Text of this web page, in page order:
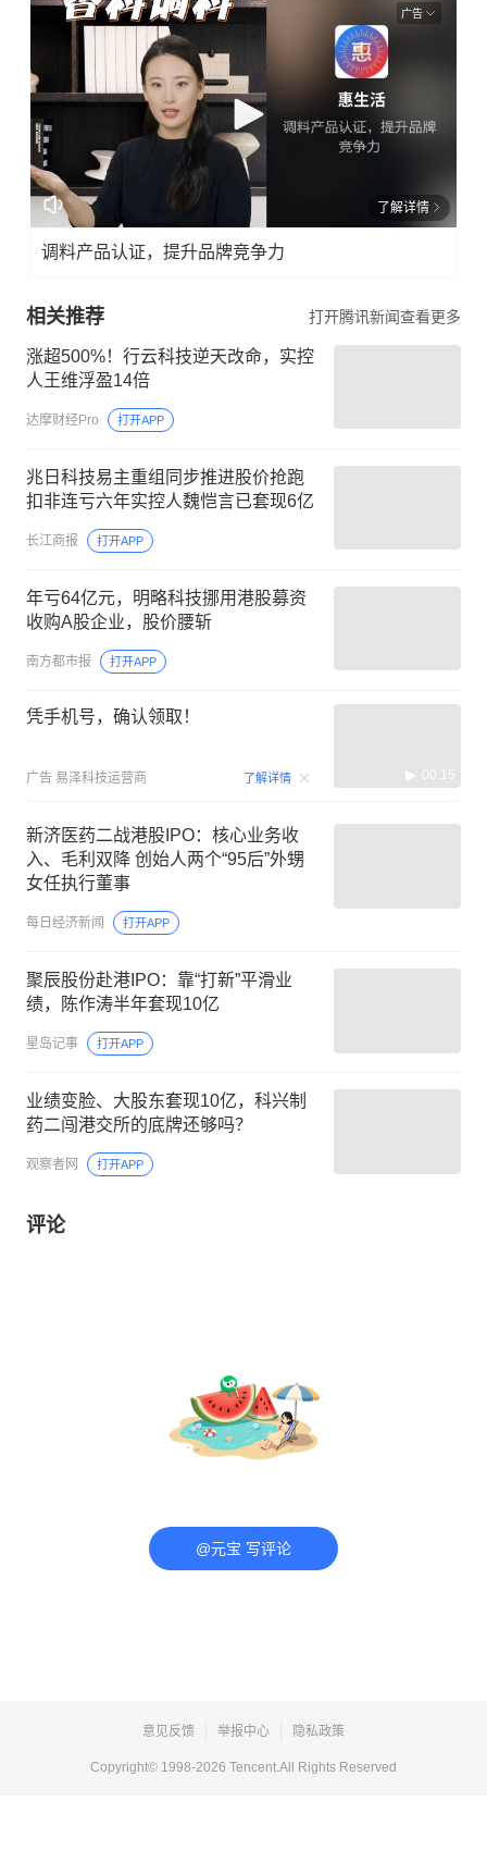
广告
了解详情
调料产品认证，提升品牌竞争力
相关推荐 打开腾讯新闻查看更多
涨超500%！行云科技逆天改命，实控
人王维浮盈14倍
达摩财经Pro 打开APP
兆日科技易主重组同步推进股价抢跑
扣非连亏六年实控人魏恺言已套现6亿
长江商报 打开APP
年亏64亿元，明略科技挪用港股募资
收购A股企业，股价腰斩
南方都市报 打开APP
凭手机号，确认领取！
广告 易泽科技运营商 了解详情 00:15
新济医药二战港股IPO：核心业务收
入、毛利双降 创始人两个“95后”外甥
女任执行董事
每日经济新闻 打开APP
聚辰股份赴港IPO：靠“打新”平滑业
绩，陈作涛半年套现10亿
星岛记事 打开APP
业绩变脸、大股东套现10亿，科兴制
药二闯港交所的底牌还够吗？
观察者网 打开APP
评论
@元宝 写评论
意见反馈 举报中心 隐私政策
Copyright© 1998-2026 Tencent.All Rights Reserved